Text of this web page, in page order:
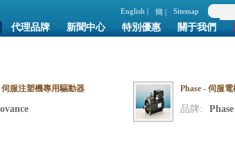
English | 簡 | Sitemap
代理品牌 新聞中心 特別優惠 關于我們
伺服注塑機專用驅動器 Phase - 伺服電
品牌: Phase